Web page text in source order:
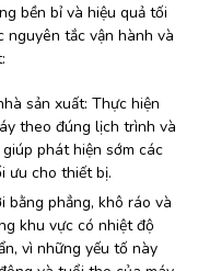
bền bỉ và hiệu quả tối
tắc vận hành và
sản xuất: Thực hiện
theo đúng lịch trình và
phát hiện sớm các
ưu cho thiết bị.
phẳng, khô ráo và
khu vực có nhiệt độ
vì những yếu tố này